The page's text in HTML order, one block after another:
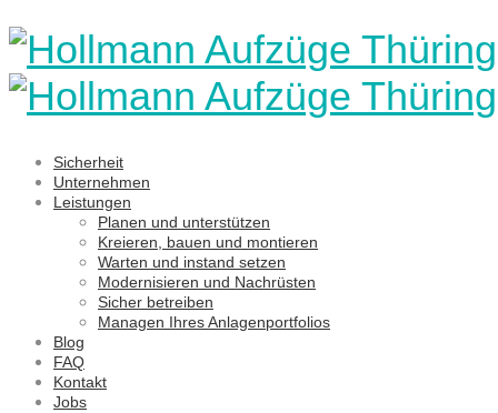
Sicherheit
Unternehmen
Leistungen
Planen und unterstützen
Kreieren, bauen und montieren
Warten und instand setzen
Modernisieren und Nachrüsten
Sicher betreiben
Managen Ihres Anlagenportfolios
Blog
FAQ
Kontakt
Jobs